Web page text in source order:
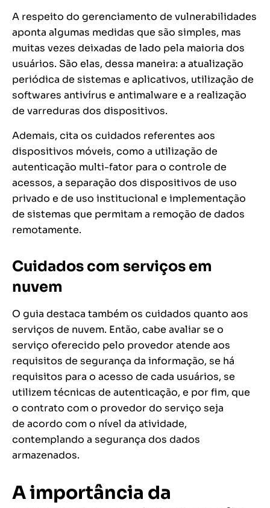
A respeito do gerenciamento de vulnerabilidades
aponta algumas medidas que são simples, mas
muitas vezes deixadas de lado pela maioria dos
usuários. São elas, dessa maneira: a atualização
periódica de sistemas e aplicativos, utilização de
softwares antivírus e antimalware e a realização
de varreduras dos dispositivos.
Ademais, cita os cuidados referentes aos
dispositivos móveis, como a utilização de
autenticação multi-fator para o controle de
acessos, a separação dos dispositivos de uso
privado e de uso institucional e implementação
de sistemas que permitam a remoção de dados
remotamente.
Cuidados com serviços em
nuvem
O guia destaca também os cuidados quanto aos
serviços de nuvem. Então, cabe avaliar se o
serviço oferecido pelo provedor atende aos
requisitos de segurança da informação, se há
requisitos para o acesso de cada usuários, se
utilizem técnicas de autenticação, e por fim, que
o contrato com o provedor do serviço seja
de acordo com o nível da atividade,
contemplando a segurança dos dados
armazenados.
A importância da